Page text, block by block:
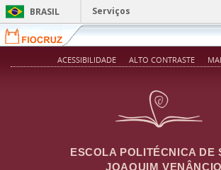
Pular para o conteúdo principal
BRASIL
Serviços
ACESSIBILIDADE ALTO CONTRASTE
ESCOLA POLITÉCNICA DE
JOAQUIM VENÂNCIO